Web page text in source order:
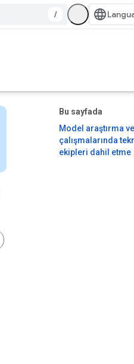
/
Bu sayfada
Model araştırma
çalışmalarında
ekipleri dahil etme